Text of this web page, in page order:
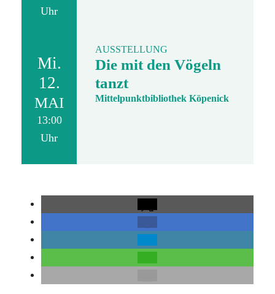
Uhr
Mi.
12.
MAI
13:00
Uhr
AUSSTELLUNG
Die mit den Vögeln
tanzt
Mittelpunktbibliothek Köpenick